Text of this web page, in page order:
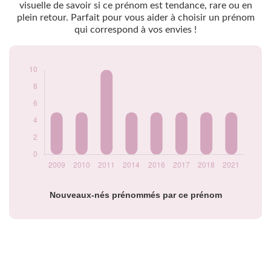
visuelle de savoir si ce prénom est tendance, rare ou en
plein retour. Parfait pour vous aider à choisir un prénom
qui correspond à vos envies !
Nouveaux-nés prénommés par ce prénom
prénom Anthonyn
2017
5
2018
5